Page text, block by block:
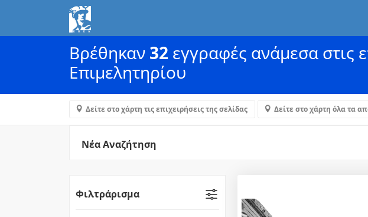
Βρέθηκαν 32 εγγραφές ανάμεσα στις
Επιμελητηρίου
Δείτε στο χάρτη τις επιχειρήσεις της σελίδας Δείτε στο χάρτη όλα τα
Νέα Αναζήτηση
Φιλτράρισμα